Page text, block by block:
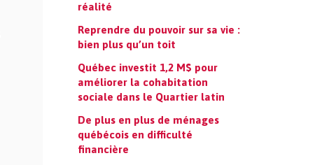
réalité
Reprendre du pouvoir sur sa vie :
bien plus qu’un toit
Québec investit 1,2 M$ pour
améliorer la cohabitation
sociale dans le Quartier latin
De plus en plus de ménages
québécois en difficulté
financière